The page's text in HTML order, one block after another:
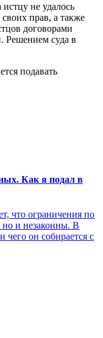
истцу не удалось
своих прав, а также
договорами
Решением суда в
подавать
Как я подал в
что ограничения по
но и незаконны. В
чего он собирается с